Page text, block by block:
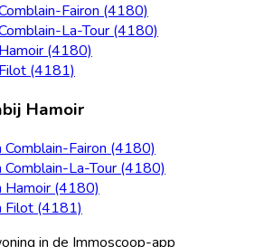
Fairon (4180)
La-Tour (4180)
(4180)
(4181)
Hamoir
Comblain-Fairon (4180)
Comblain-La-Tour (4180)
Hamoir (4180)
Filot (4181)
in de Immoscoop-app